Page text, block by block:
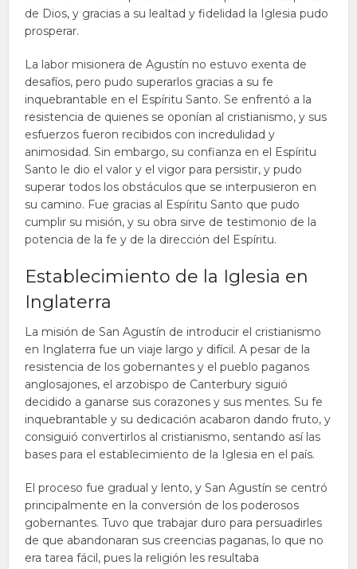
de Dios, y gracias a su lealtad y fidelidad la Iglesia pudo
prosperar.
La labor misionera de Agustín no estuvo exenta de
desafíos, pero pudo superarlos gracias a su fe
inquebrantable en el Espíritu Santo. Se enfrentó a la
resistencia de quienes se oponían al cristianismo, y sus
esfuerzos fueron recibidos con incredulidad y
animosidad. Sin embargo, su confianza en el Espíritu
Santo le dio el valor y el vigor para persistir, y pudo
superar todos los obstáculos que se interpusieron en
su camino. Fue gracias al Espíritu Santo que pudo
cumplir su misión, y su obra sirve de testimonio de la
potencia de la fe y de la dirección del Espíritu.
Establecimiento de la Iglesia en
Inglaterra
La misión de San Agustín de introducir el cristianismo
en Inglaterra fue un viaje largo y difícil. A pesar de la
resistencia de los gobernantes y el pueblo paganos
anglosajones, el arzobispo de Canterbury siguió
decidido a ganarse sus corazones y sus mentes. Su fe
inquebrantable y su dedicación acabaron dando fruto, y
consiguió convertirlos al cristianismo, sentando así las
bases para el establecimiento de la Iglesia en el país.
El proceso fue gradual y lento, y San Agustín se centró
principalmente en la conversión de los poderosos
gobernantes. Tuvo que trabajar duro para persuadirles
de que abandonaran sus creencias paganas, lo que no
era tarea fácil, pues la religión les resultaba